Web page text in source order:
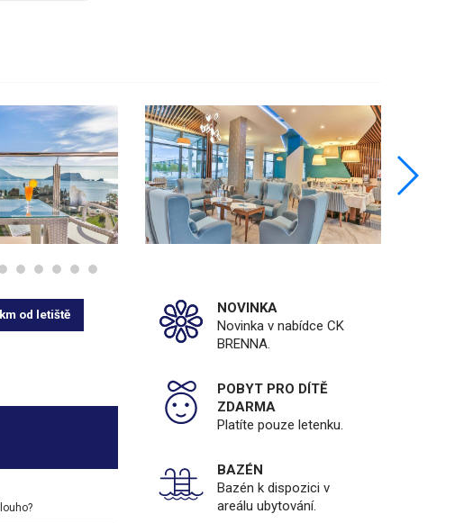
km od letiště
NOVINKA
Novinka v nabídce CK
BRENNA.
POBYT PRO DÍTĚ
ZDARMA
Platíte pouze letenku.
BAZÉN
Bazén k dispozici v
areálu ubytování.